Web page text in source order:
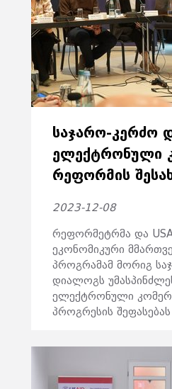
ᲡᲐᲯᲐᲠᲝ-ᲙᲔᲠᲫᲝ
ᲔᲚᲔᲥᲢᲠᲝᲜᲣᲚᲘ
ᲠᲔᲤᲝᲠᲛᲘᲡ
2023-12-08
რეფორმეტრმა და
ეკონომიკური
პროგრამამ მორიგ
დიალოგს
ელექტრონული
პროგრესის